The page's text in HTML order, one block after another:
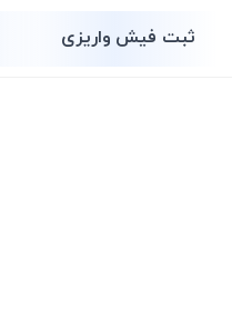
ثبت فیش واریزی